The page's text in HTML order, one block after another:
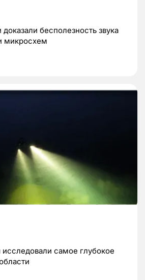
бесполезность звука
микросхем
самое глубокое